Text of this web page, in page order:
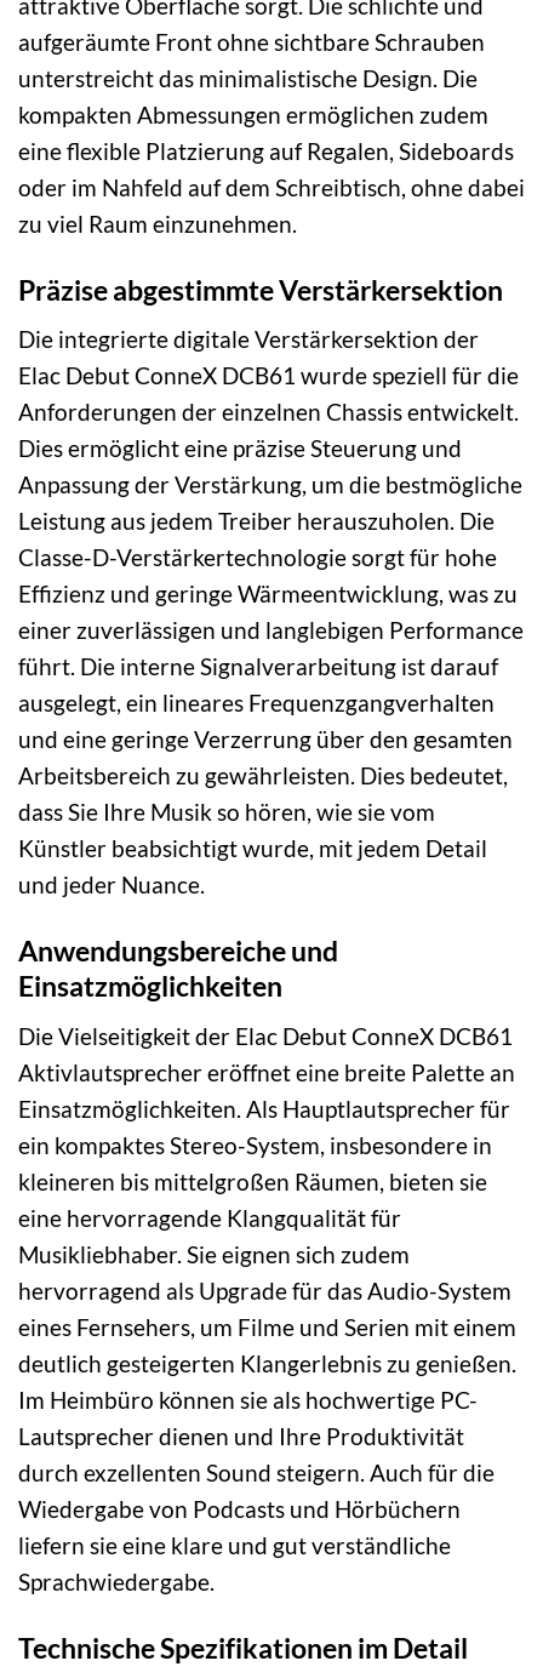
aufgeräumte Front ohne sichtbare Schrauben
unterstreicht das minimalistische Design. Die
kompakten Abmessungen ermöglichen zudem
eine flexible Platzierung auf Regalen, Sideboards
oder im Nahfeld auf dem Schreibtisch, ohne dabei
zu viel Raum einzunehmen.
Präzise abgestimmte Verstärkersektion
Die integrierte digitale Verstärkersektion der
Elac Debut ConneX DCB61 wurde speziell für die
Anforderungen der einzelnen Chassis entwickelt.
Dies ermöglicht eine präzise Steuerung und
Anpassung der Verstärkung, um die bestmögliche
Leistung aus jedem Treiber herauszuholen. Die
Classe-D-Verstärkertechnologie sorgt für hohe
Effizienz und geringe Wärmeentwicklung, was zu
einer zuverlässigen und langlebigen Performance
führt. Die interne Signalverarbeitung ist darauf
ausgelegt, ein lineares Frequenzgangverhalten
und eine geringe Verzerrung über den gesamten
Arbeitsbereich zu gewährleisten. Dies bedeutet,
dass Sie Ihre Musik so hören, wie sie vom
Künstler beabsichtigt wurde, mit jedem Detail
und jeder Nuance.
Anwendungsbereiche und
Einsatzmöglichkeiten
Die Vielseitigkeit der Elac Debut ConneX DCB61
Aktivlautsprecher eröffnet eine breite Palette an
Einsatzmöglichkeiten. Als Hauptlautsprecher für
ein kompaktes Stereo-System, insbesondere in
kleineren bis mittelgroßen Räumen, bieten sie
eine hervorragende Klangqualität für
Musikliebhaber. Sie eignen sich zudem
hervorragend als Upgrade für das Audio-System
eines Fernsehers, um Filme und Serien mit einem
deutlich gesteigerten Klangerlebnis zu genießen.
Im Heimbüro können sie als hochwertige PC-
Lautsprecher dienen und Ihre Produktivität
durch exzellenten Sound steigern. Auch für die
Wiedergabe von Podcasts und Hörbüchern
liefern sie eine klare und gut verständliche
Sprachwiedergabe.
Technische Spezifikationen im Detail